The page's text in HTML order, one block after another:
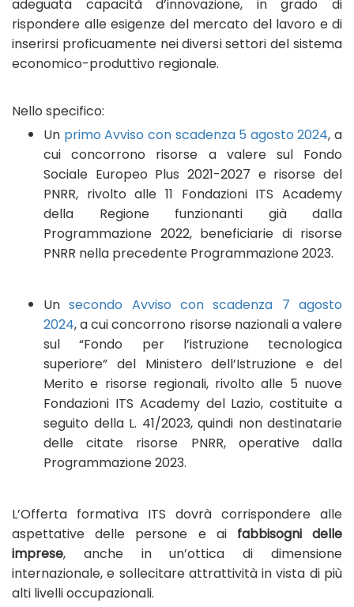
adeguata capacità d’innovazione, in grado di
rispondere alle esigenze del mercato del lavoro e di
inserirsi proficuamente nei diversi settori del sistema
economico-produttivo regionale.
Nello specifico:
Un primo Avviso con scadenza 5 agosto 2024, a
cui concorrono risorse a valere sul Fondo
Sociale Europeo Plus 2021-2027 e risorse del
PNRR, rivolto alle 11 Fondazioni ITS Academy
della Regione funzionanti già dalla
Programmazione 2022, beneficiarie di risorse
PNRR nella precedente Programmazione 2023.
Unsecondo Avviso con scadenza 7 agosto
2024, a cui concorrono risorse nazionali a valere
sul “Fondo per l’istruzione tecnologica
superiore” del Ministero dell’Istruzione e del
Merito e risorse regionali, rivolto alle 5 nuove
Fondazioni ITS Academy del Lazio, costituite a
seguito della L. 41/2023, quindi non destinatarie
delle citate risorse PNRR, operative dalla
Programmazione 2023.
L’Offerta formativa ITS dovrà corrispondere alle
aspettative delle persone e ai fabbisogni delle
imprese, anche in un’ottica di dimensione
internazionale, e sollecitare attrattività in vista di più
alti livelli occupazionali.